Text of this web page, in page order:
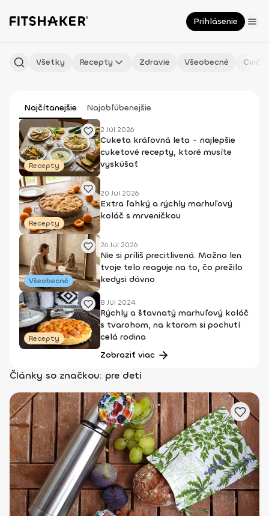
Prihlásenie
Všetky Recepty Zdravie Všeobecné
Najčítanejšie Najobľúbenejšie
Recepty
2 Júl 2026
Cuketa kráľovná leta - najlepšie
cuketové recepty, ktoré musíte
vyskúšať
Recepty
20 Júl 2026
Extra ľahký a rýchly marhuľový
koláč s mrveničkou
Všeobecné
26 Júl 2026
Nie si príliš precitlivená. Možno len
tvoje telo reaguje na to, čo prežilo
kedysi dávno
Recepty
8 Júl 2024
Rýchly a šťavnatý marhuľový koláč
s tvarohom, na ktorom si pochutí
celá rodina
Zobraziť viac
Články so značkou: pre deti